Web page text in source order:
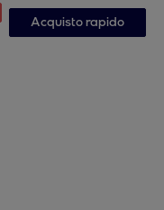
Acquisto rapido